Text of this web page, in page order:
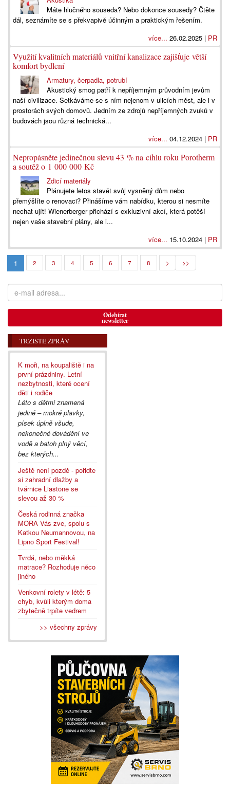
Máte hlučného souseda? Nebo dokonce sousedy? Čtěte
dál, seznámíte se s překvapivě účinným a praktickým řešením.
více... 26.02.2025 | PR
Využití kvalitních materiálů vnitřní kanalizace zajišťuje větší
komfort bydlení
Armatury, čerpadla, potrubí
Akustický smog patří k nepříjemným průvodním jevům
naší civilizace. Setkáváme se s ním nejenom v ulicích měst, ale i v
prostorách svých domovů. Jedním ze zdrojů nepříjemných zvuků v
budovách jsou různá technická...
více... 04.12.2024 | PR
Nepropásněte jedinečnou slevu 43 % na cihlu roku Porotherm
a soutěž o 1 000 000 Kč
Zdicí materiály
Plánujete letos stavět svůj vysněný dům nebo
přemýšlíte o renovaci? Přinášíme vám nabídku, kterou si nesmíte
nechat ujít! Wienerberger přichází s exkluzivní akcí, která potěší
nejen vaše stavební plány, ale i...
více... 15.10.2024 | PR
1 2 3 4 5 6 7 8 > >>
Odebírat
newsletter
TRŽIŠTĚ ZPRÁV
K moři, na koupaliště i na
první prázdniny. Letní
nezbytnosti, které ocení
děti i rodiče
Léto s dětmi znamená
jediné – mokré plavky,
písek úplně všude,
nekonečné dovádění ve
vodě a batoh plný věcí,
bez kterých...
Ještě není pozdě - pořiďte
si zahradní dlažby a
tvárnice Liastone se
slevou až 30 %
Česká rodinná značka
MORA Vás zve, spolu s
Katkou Neumannovou, na
Lipno Sport Festival!
Tvrdá, nebo měkká
matrace? Rozhoduje něco
jiného
Venkovní rolety v létě: 5
chyb, kvůli kterým doma
zbytečně trpíte vedrem
>> všechny zprávy